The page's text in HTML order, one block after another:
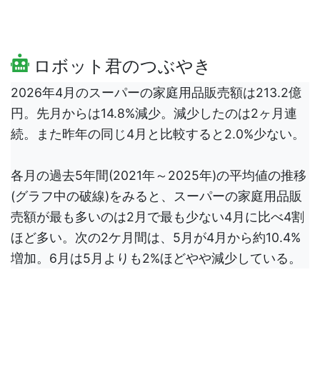
ロボット君のつぶやき
2026年4月のスーパーの家庭用品販売額は213.2億
円。先月からは14.8%減少。減少したのは2ヶ月連
続。また昨年の同じ4月と比較すると2.0%少ない。
各月の過去5年間(2021年～2025年)の平均値の推移
(グラフ中の破線)をみると、スーパーの家庭用品販
売額が最も多いのは2月で最も少ない4月に比べ4割
ほど多い。次の2ケ月間は、5月が4月から約10.4%
増加。6月は5月よりも2%ほどやや減少している。